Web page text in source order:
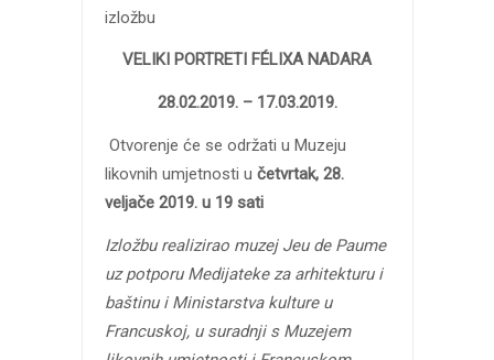
izložbu
VELIKI PORTRETI FÉLIXA NADARA
28.02.2019. – 17.03.2019.
Otvorenje će se održati u Muzeju
likovnih umjetnosti u četvrtak, 28.
veljače 2019. u 19 sati
Izložbu realizirao muzej Jeu de Paume
uz potporu Medijateke za arhitekturu i
baštinu i Ministarstva kulture u
Francuskoj, u suradnji s Muzejem